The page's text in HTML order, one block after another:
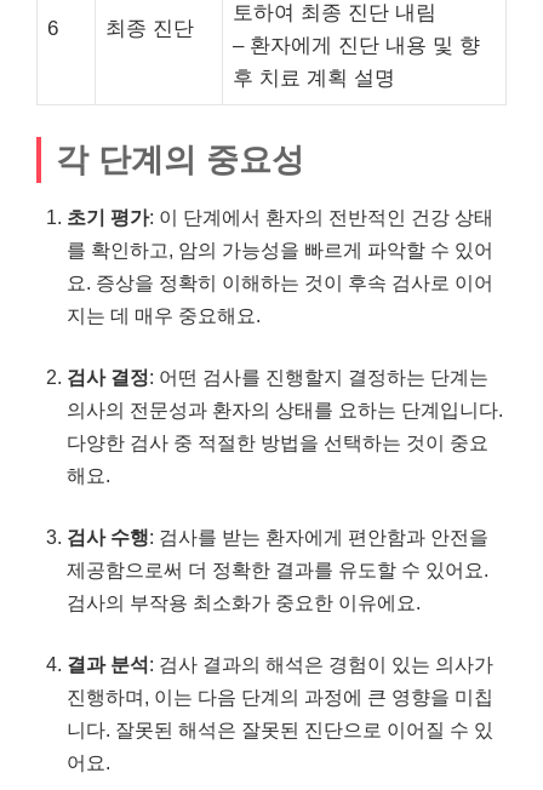
6 최종 진단
토하여 최종 진단 내림
– 환자에게 진단 내용 및 향
후 치료 계획 설명
각 단계의 중요성
초기 평가: 이 단계에서 환자의 전반적인 건강 상태
를 확인하고, 암의 가능성을 빠르게 파악할 수 있어
요. 증상을 정확히 이해하는 것이 후속 검사로 이어
지는 데 매우 중요해요.
검사 결정: 어떤 검사를 진행할지 결정하는 단계는
의사의 전문성과 환자의 상태를 요하는 단계입니다.
다양한 검사 중 적절한 방법을 선택하는 것이 중요
해요.
검사 수행: 검사를 받는 환자에게 편안함과 안전을
제공함으로써 더 정확한 결과를 유도할 수 있어요.
검사의 부작용 최소화가 중요한 이유에요.
결과 분석: 검사 결과의 해석은 경험이 있는 의사가
진행하며, 이는 다음 단계의 과정에 큰 영향을 미칩
니다. 잘못된 해석은 잘못된 진단으로 이어질 수 있
어요.